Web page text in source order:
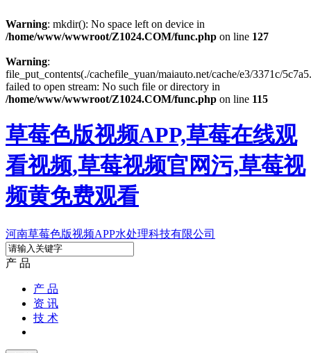
Warning: mkdir(): No space left on device in
/home/www/wwwroot/Z1024.COM/func.php on line 127
Warning:
file_put_contents(./cachefile_yuan/maiauto.net/cache/e3/3371c/
failed to open stream: No such file or directory in
/home/www/wwwroot/Z1024.COM/func.php on line 115
草莓色版视频APP,草莓在线观
看视频,草莓视频官网污,草莓视
频黄免费观看
河南草莓色版视频APP水处理科技有限公司
产 品
产 品
资 讯
技 术